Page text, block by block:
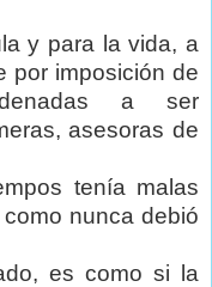
y para la vida, a
por imposición de
a ser
asesoras de
tenía malas
nunca debió
es como si la